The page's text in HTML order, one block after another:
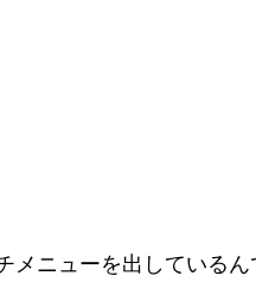
ニューを出しているん